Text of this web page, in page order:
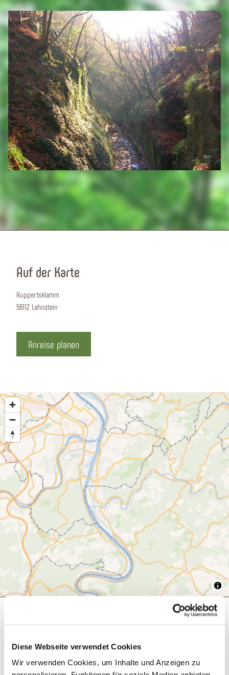
Diese Webseite verwendet Cookies
Wir verwenden Cookies, um Inhalte und Anzeigen zu
Auf der Karte
Ruppertsklamm
56112 Lahnstein
Anreise planen